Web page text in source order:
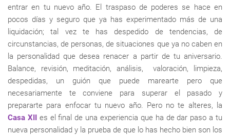
entrar en tu nuevo año. El traspaso de poderes se hace en
pocos días y seguro que ya has experimentado más de una
liquidación; tal vez te has despedido de tendencias, de
circunstancias, de personas, de situaciones que ya no caben en
la personalidad que desea renacer a partir de tu aniversario.
Balance, revisión, meditación, análisis, valoración, limpieza,
despedidas, un guión que puede marearte pero que
necesariamente te conviene para superar el pasado y
prepararte para enfocar tu nuevo año. Pero no te alteres, la
Casa XIIes el final de una experiencia que ha de dar paso a tu
nueva personalidad y la prueba de que lo has hecho bien son los